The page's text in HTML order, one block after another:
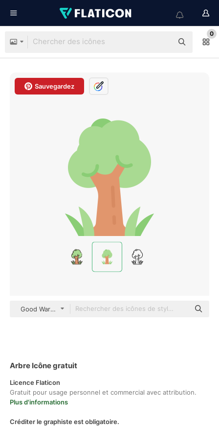
0
Sauvegardez
Good Ware Flat
Arbre Icône gratuit
Licence Flaticon
Gratuit pour usage personnel et commercial avec attribution.
Plus d'informations
Créditer le graphiste est obligatoire.